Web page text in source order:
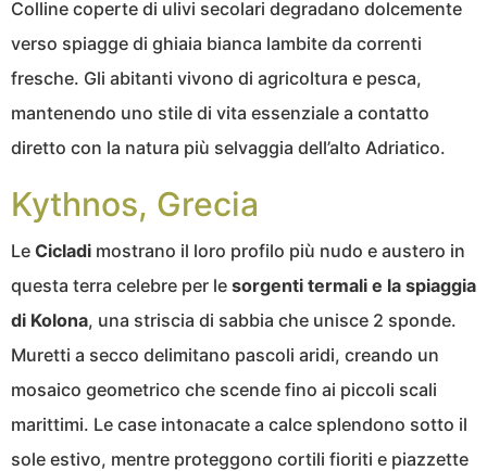
Colline coperte di ulivi secolari degradano dolcemente
verso spiagge di ghiaia bianca lambite da correnti
fresche. Gli abitanti vivono di agricoltura e pesca,
mantenendo uno stile di vita essenziale a contatto
diretto con la natura più selvaggia dell’alto Adriatico.
Kythnos, Grecia
Le Cicladi mostrano il loro profilo più nudo e austero in
questa terra celebre per le sorgenti termali e la spiaggia
di Kolona, una striscia di sabbia che unisce 2 sponde.
Muretti a secco delimitano pascoli aridi, creando un
mosaico geometrico che scende fino ai piccoli scali
marittimi. Le case intonacate a calce splendono sotto il
sole estivo, mentre proteggono cortili fioriti e piazzette